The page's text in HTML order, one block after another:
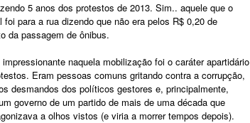
5 anos dos protestos de 2013. Sim.. aquele que o
foi para a rua dizendo que não era pelos R$ 0,20 de
da passagem de ônibus.
naquela mobilização foi o caráter apartidário
Eram pessoas comuns gritando contra a corrupção,
desmandos dos políticos gestores e, principalmente,
governo de um partido de mais de uma década que
a olhos vistos (e viria a morrer tempos depois).